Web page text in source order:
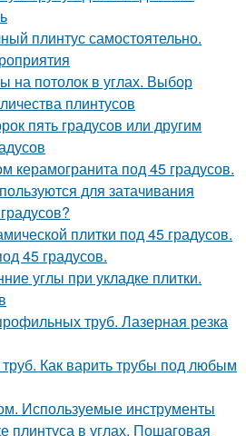
плинтус самостоятельно.
на потолок в углах. Выбор
плинтусов
пять градусов или другим
керамогранита под 45 градусов.
для затачивания
плитки под 45 градусов.
45 градусов.
углы при укладке плитки.
труб. Лазерная резка
Как варить трубы под любым
Используемые инструменты
плинтуса в углах. Пошаговая